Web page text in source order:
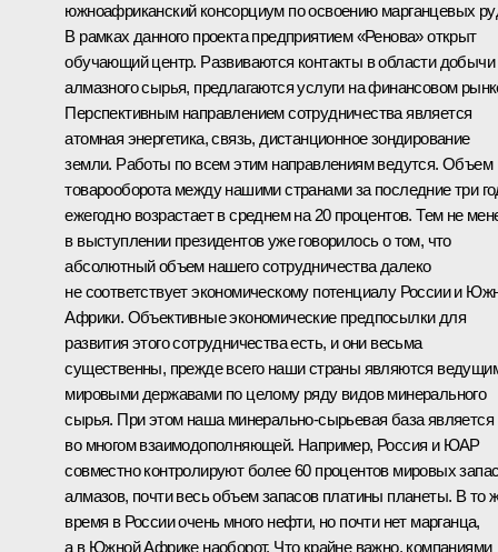
южноафриканский консорциум по освоению марганцевых
В рамках данного проекта предприятием «Ренова» открыт
обучающий центр. Развиваются контакты в области добычи
алмазного сырья, предлагаются услуги на финансовом
Перспективным направлением сотрудничества является
атомная энергетика, связь, дистанционное зондирование
земли. Работы по всем этим направлениям ведутся. Объем
товарооборота между нашими странами за последние три
ежегодно возрастает в среднем на 20 процентов. Тем не
в выступлении президентов уже говорилось о том, что
абсолютный объем нашего сотрудничества далеко
не соответствует экономическому потенциалу России и
Африки. Объективные экономические предпосылки для
развития этого сотрудничества есть, и они весьма
существенны, прежде всего наши страны являются
мировыми державами по целому ряду видов минерального
сырья. При этом наша минерально-сырьевая база является
во многом взаимодополняющей. Например, Россия и ЮАР
совместно контролируют более 60 процентов мировых
алмазов, почти весь объем запасов платины планеты. В то
время в России очень много нефти, но почти нет марганца,
а в Южной Африке наоборот. Что крайне важно, компаниями